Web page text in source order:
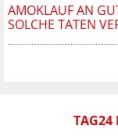
AMOKLAUF AN
SOLCHE TATEN